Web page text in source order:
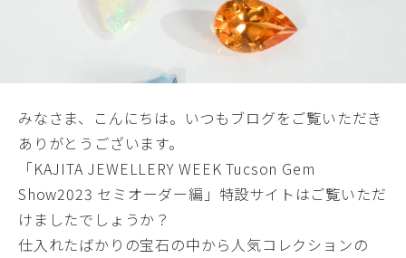
みなさま、こんにちは。いつもブログをご覧いただき
ありがとうございます。
「KAJITA JEWELLERY WEEK Tucson Gem
Show2023 セミオーダー編」 特設サイト はご覧いただ
けましたでしょうか？
仕入れたばかりの宝石の中から人気コレクションの